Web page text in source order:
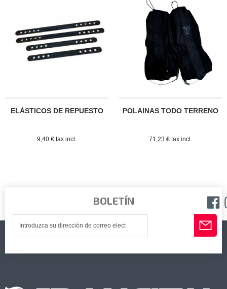
ELÁSTICOS DE REPUESTO
9,40 € tax incl.
POLAINAS TODO TERRENO
71,23 € tax incl.
BOLETÍN